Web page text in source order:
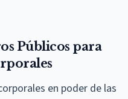
Públicos para
en poder de las